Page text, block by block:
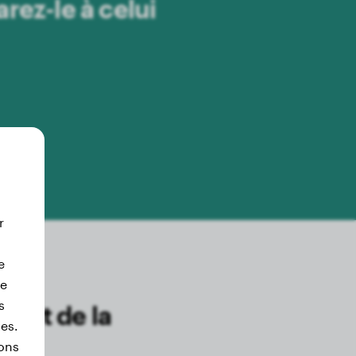
le à celui
de la